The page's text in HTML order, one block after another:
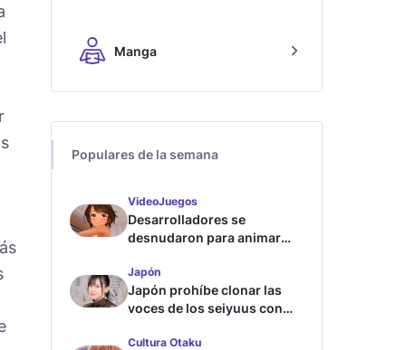
Manga
Populares de la semana
VideoJuegos
Desarrolladores se
desnudaron para animar
Japón
Japón prohíbe clonar las
voces de los seiyuus con
Cultura Otaku